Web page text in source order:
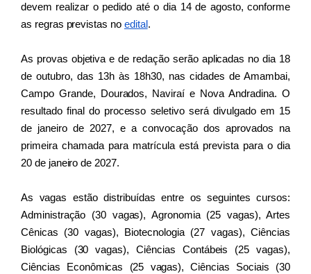
devem realizar o pedido até o dia 14 de agosto, conforme
as regras previstas no edital .
As provas objetiva e de redação serão aplicadas no dia 18
de outubro, das 13h às 18h30, nas cidades de Amambai,
Campo Grande, Dourados, Naviraí e Nova Andradina. O
resultado final do processo seletivo será divulgado em 15
de janeiro de 2027, e a convocação dos aprovados na
primeira chamada para matrícula está prevista para o dia
20 de janeiro de 2027.
As vagas estão distribuídas entre os seguintes cursos:
Administração (30 vagas), Agronomia (25 vagas), Artes
Cênicas (30 vagas), Biotecnologia (27 vagas), Ciências
Biológicas (30 vagas), Ciências Contábeis (25 vagas),
Ciências Econômicas (25 vagas), Ciências Sociais (30